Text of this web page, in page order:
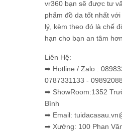
vr360 bạn sẽ được tư
phẩm đồ da tốt nhất
lý, kèm theo đó là chế
hạn cho bạn an tâm
Liên Hệ:
➡ Hotline / Zalo :
0787331133 -
➡ ShowRoom:1352
Bình
➡ Email:
➡ Xưởng: 100 Phan